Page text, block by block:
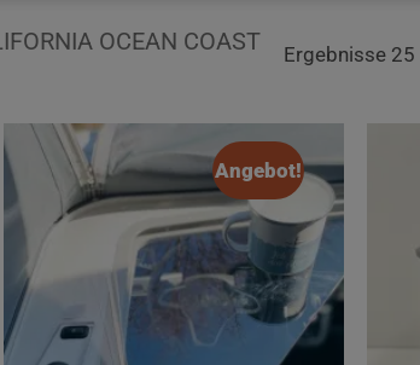
OCEAN COAST
Ergebnisse
Angebot!